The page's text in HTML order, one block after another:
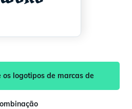
logotipos de marcas de